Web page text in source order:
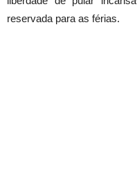
reservada para as férias.